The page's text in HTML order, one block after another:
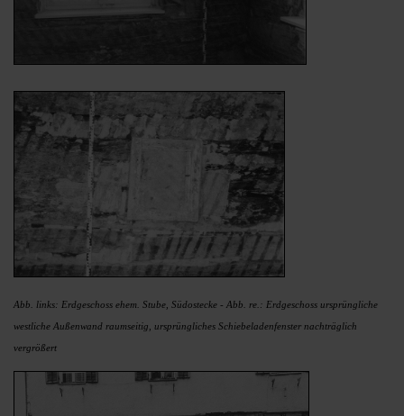
Abb. links: Erdgeschoss ehem. Stube, Südostecke - Abb. re.: Erdgeschoss ursprüngliche
westliche Außenwand raumseitig, ursprüngliches Schiebeladenfenster nachträglich
vergrößert